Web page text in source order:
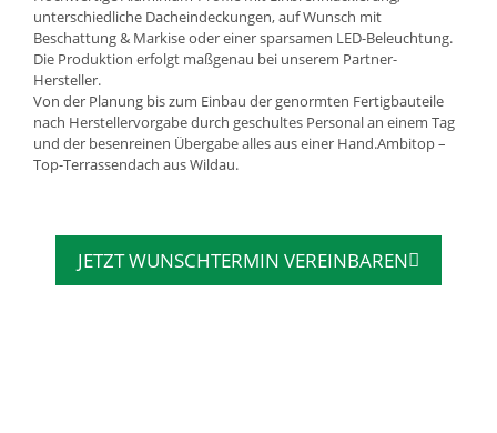
unterschiedliche Dacheindeckungen, auf Wunsch mit
Beschattung & Markise oder einer sparsamen LED-Beleuchtung.
Die Produktion erfolgt maßgenau bei unserem Partner-
Hersteller.
Von der Planung bis zum Einbau der genormten Fertigbauteile
nach Herstellervorgabe durch geschultes Personal an einem Tag
und der besenreinen Übergabe alles aus einer Hand.Ambitop –
Top-Terrassendach aus Wildau.
JETZT WUNSCHTERMIN VEREINBAREN